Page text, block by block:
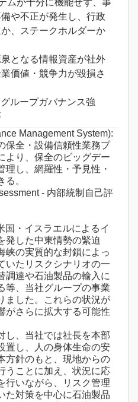
ムが十分に機能せず、事
や不正が発生し、行政
、ステークホルダーか
となる情報資産が社外
価値・競争力が毀損さ
ループガバナンス強
Management System):
保全・設備信頼性業務プ
より、保全のビッグデー
理し、網羅性・予見性・
。
- 内部統制自己評
国・イスラエルによるイ
発した中東情勢の緊迫
峡の実質的な封鎖によっ
いたリスクシナリオの一
調達や石油製品の輸入に
等、当社グループの事業
ました。これらの状況が
がさらに拡大する可能性
し、当社では社長を本部
置し、人の身体生命の安
方針のもと、現地からの
うことに加え、状況に応
行いながら、リスク管理
た対策を中心に石油製品